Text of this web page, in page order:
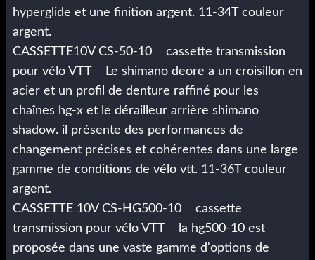
hyperglide et une finition argent. 11-34T couleur
argent.
CASSETTE10V CS-50-10 cassette transmission
pour vélo VTT Le shimano deore a un croisillon en
acier et un profil de denture raffiné pour les
chaînes hg-x et le dérailleur arrière shimano
shadow. il présente des performances de
changement précises et cohérentes dans une large
gamme de conditions de vélo vtt. 11-36T couleur
argent.
CASSETTE 10V CS-HG500-10 cassette
transmission pour vélo VTT la hg500-10 est
proposée dans une vaste gamme d'options de